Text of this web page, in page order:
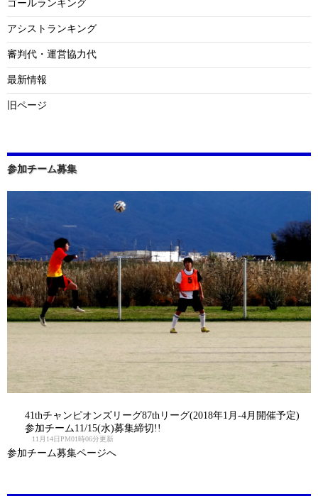
ゴールランキング
アシストランキング
審判代・運営協力代
最新情報
旧ページ
参加チーム募集
41thチャンピオンズリーグ87thリーグ(2018年1月-4月開催予定)
参加チーム11/15(水)募集締切!!
11月14日PM01時06分更新
参加チーム募集ページへ